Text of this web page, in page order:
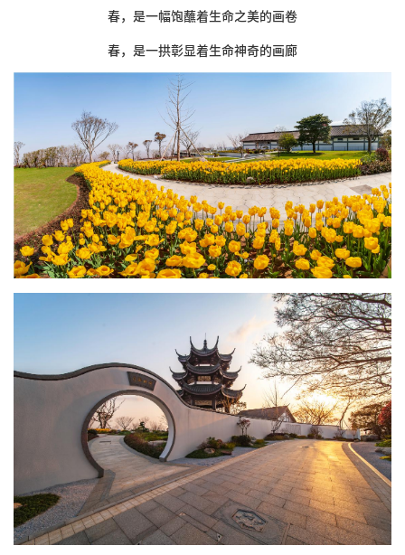
春，是一幅饱蘸着生命之美的画卷
春，是一拱彰显着生命神奇的画廊